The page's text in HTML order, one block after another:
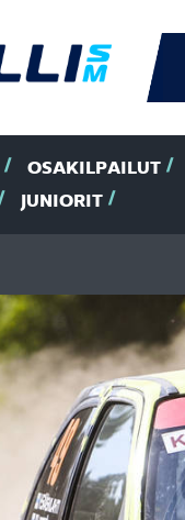
OSAKILPAILUT
JUNIORIT